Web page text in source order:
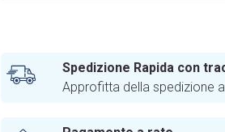
Spedizione Rapida con
Approfitta della spedizione